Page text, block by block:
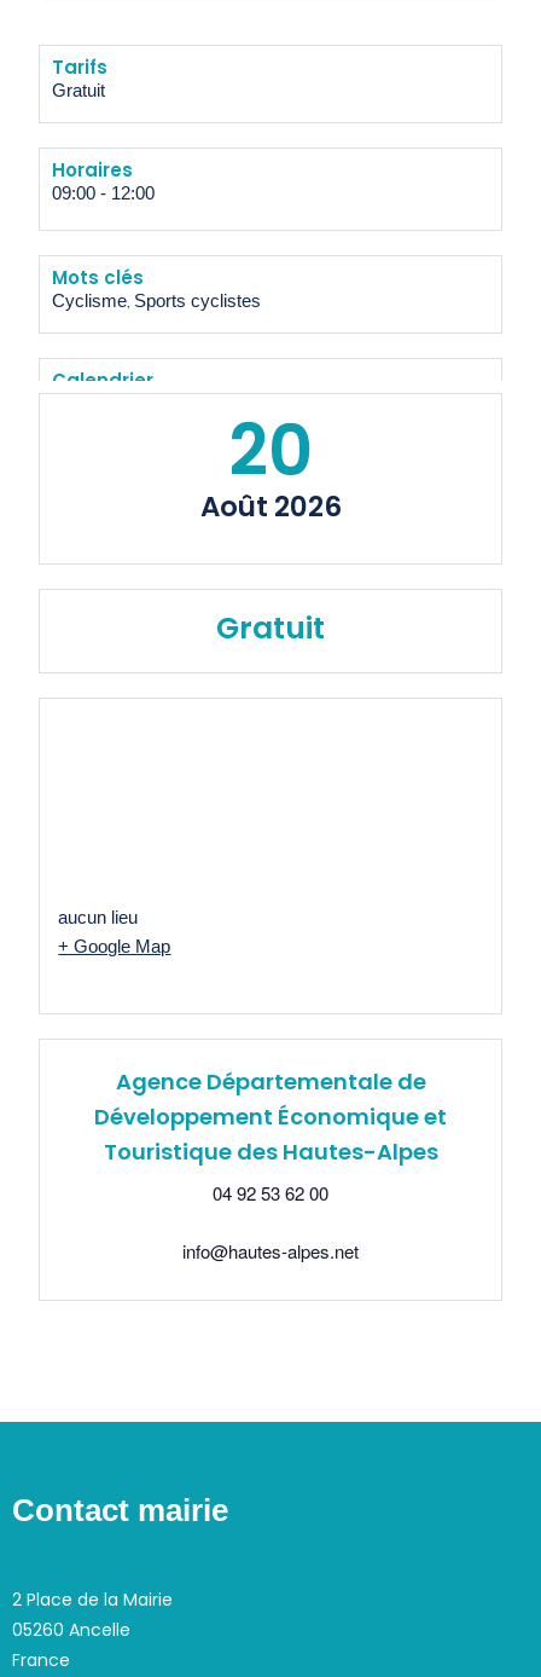
Tarifs
Gratuit
Horaires
09:00 - 12:00
Mots clés
Cyclisme, Sports cyclistes
Calendrier
20
Août 2026
Gratuit
aucun lieu
+ Google Map
Agence Départementale de
Développement Économique et
Touristique des Hautes-Alpes
04 92 53 62 00
info@hautes-alpes.net
Contact mairie
2 Place de la Mairie
05260 Ancelle
France